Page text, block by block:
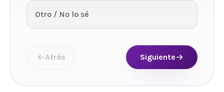
Otro / No lo sé
Atrás Siguiente